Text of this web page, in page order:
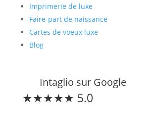
Imprimerie de luxe
Faire-part de naissance
Cartes de voeux luxe
Blog
Intaglio sur Google
★★★★★ 5.0